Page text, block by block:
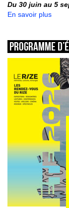
Du 30 juin au 5
En savoir plus
Programme